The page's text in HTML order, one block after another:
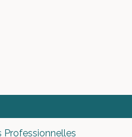
Professionnelles